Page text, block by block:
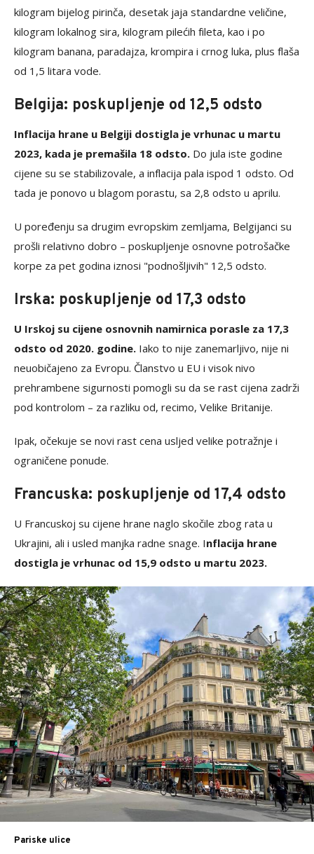
kilogram bijelog pirinča, desetak jaja standardne veličine,
kilogram lokalnog sira, kilogram pilećih fileta, kao i po
kilogram banana, paradajza, krompira i crnog luka, plus flaša
od 1,5 litara vode.
Belgija: poskupljenje od 12,5 odsto
Inflacija hrane u Belgiji dostigla je vrhunac u martu
2023, kada je premašila 18 odsto. Do jula iste godine
cijene su se stabilizovale, a inflacija pala ispod 1 odsto. Od
tada je ponovo u blagom porastu, sa 2,8 odsto u aprilu.
U poređenju sa drugim evropskim zemljama, Belgijanci su
prošli relativno dobro – poskupljenje osnovne potrošačke
korpe za pet godina iznosi "podnošljivih" 12,5 odsto.
Irska: poskupljenje od 17,3 odsto
U Irskoj su cijene osnovnih namirnica porasle za 17,3
odsto od 2020. godine. Iako to nije zanemarljivo, nije ni
neuobičajeno za Evropu. Članstvo u EU i visok nivo
prehrambene sigurnosti pomogli su da se rast cijena zadrži
pod kontrolom – za razliku od, recimo, Velike Britanije.
Ipak, očekuje se novi rast cena usljed velike potražnje i
ograničene ponude.
Francuska: poskupljenje od 17,4 odsto
U Francuskoj su cijene hrane naglo skočile zbog rata u
Ukrajini, ali i usled manjka radne snage. Inflacija hrane
dostigla je vrhunac od 15,9 odsto u martu 2023.
Pariske ulice